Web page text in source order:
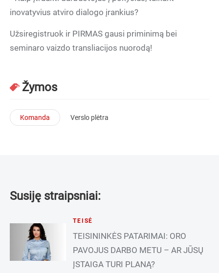
inovatyvius atviro dialogo įrankius?
Užsiregistruok ir PIRMAS gausi priminimą bei
seminaro vaizdo transliacijos nuorodą!
Žymos
Komanda Verslo plėtra
Susiję straipsniai:
TEISĖ
TEISININKĖS PATARIMAI: ORO
PAVOJUS DARBO METU – AR JŪSŲ
ĮSTAIGA TURI PLANĄ?